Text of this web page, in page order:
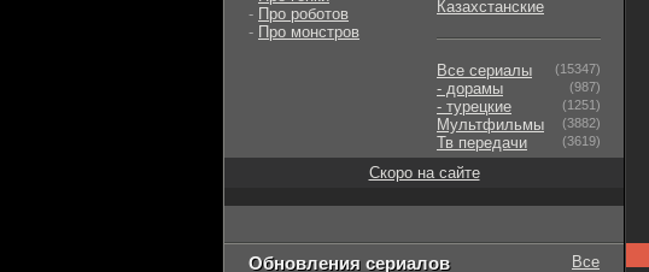
- Про роботов
- Про монстров
Казахстанские
Все сериалы (15347)
- дорамы (987)
- турецкие (1251)
Мультфильмы (3882)
Тв передачи (3619)
Скоро на сайте
Обновления сериалов Все